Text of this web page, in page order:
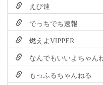
えび速
でっちでち速報
燃えよVIPPER
なんでもいいよちゃん
もっふるちゃんねる